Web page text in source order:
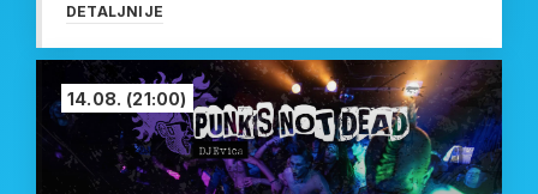
DETALJNIJE
14.08. (21:00)